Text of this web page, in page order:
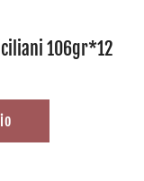
106gr*12